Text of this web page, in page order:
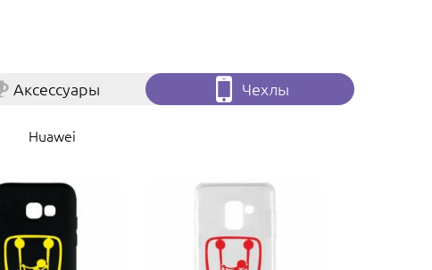
Аксессуары Чехлы
Huawei